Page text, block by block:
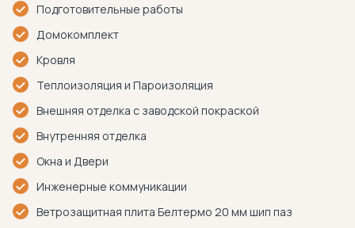
Подготовительные работы
Домокомплект
Кровля
Теплоизоляция и Пароизоляция
Внешняя отделка с заводской покраской
Внутренняя отделка
Окна и Двери
Инженерные коммуникации
Ветрозащитная плита Белтермо 20 мм шип паз